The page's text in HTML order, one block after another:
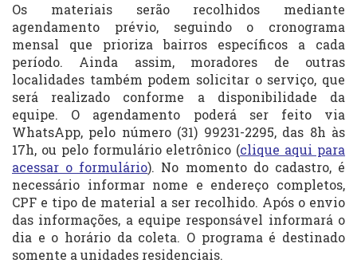
Os materiais serão recolhidos mediante
agendamento prévio, seguindo o cronograma
mensal que prioriza bairros específicos a cada
período. Ainda assim, moradores de outras
localidades também podem solicitar o serviço, que
será realizado conforme a disponibilidade da
equipe. O agendamento poderá ser feito via
WhatsApp, pelo número (31) 99231-2295, das 8h às
17h, ou pelo formulário eletrônico (clique aqui para
acessar o formulário). No momento do cadastro, é
necessário informar nome e endereço completos,
CPF e tipo de material a ser recolhido. Após o envio
das informações, a equipe responsável informará o
dia e o horário da coleta. O programa é destinado
somente a unidades residenciais.